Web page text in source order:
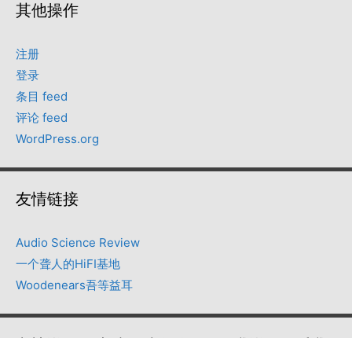
其他操作
注册
登录
条目 feed
评论 feed
WordPress.org
友情链接
Audio Science Review
一个聋人的HiFI基地
Woodenears吾等益耳